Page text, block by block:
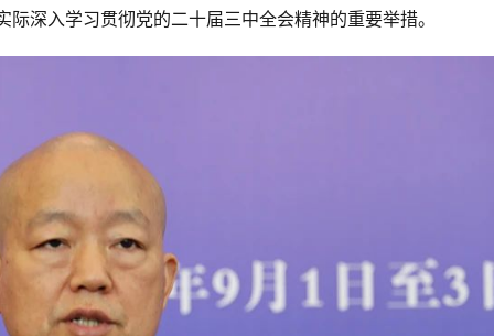
深入学习贯彻党的二十届三中全会精神的重要举措。